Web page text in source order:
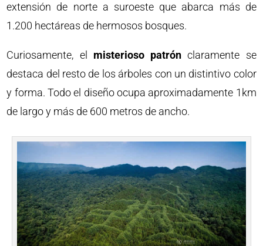
extensión de norte a suroeste que abarca más de
1.200 hectáreas de hermosos bosques.
Curiosamente, el misterioso patrón claramente se
destaca del resto de los árboles con un distintivo color
y forma. Todo el diseño ocupa aproximadamente 1km
de largo y más de 600 metros de ancho.